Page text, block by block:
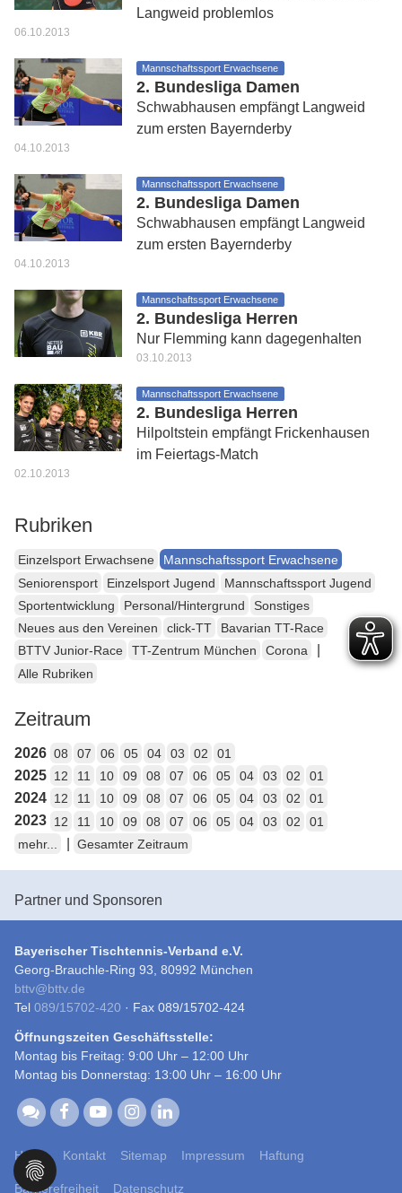
Langweid problemlos
06.10.2013
Mannschaftssport Erwachsene
2. Bundesliga Damen
Schwabhausen empfängt Langweid
zum ersten Bayernderby
04.10.2013
Mannschaftssport Erwachsene
2. Bundesliga Damen
Schwabhausen empfängt Langweid
zum ersten Bayernderby
04.10.2013
Mannschaftssport Erwachsene
2. Bundesliga Herren
Nur Flemming kann dagegenhalten
03.10.2013
Mannschaftssport Erwachsene
2. Bundesliga Herren
Hilpoltstein empfängt Frickenhausen
im Feiertags-Match
02.10.2013
Rubriken
Einzelsport Erwachsene
Mannschaftssport Erwachsene
Seniorensport
Einzelsport Jugend
Mannschaftssport Jugend
Sportentwicklung
Personal/Hintergrund
Sonstiges
Neues aus den Vereinen
click-TT
Bavarian TT-Race
BTTV Junior-Race
TT-Zentrum München Corona
Alle Rubriken
Zeitraum
2026 08 07 06 05 04 03 02 01
2025 12 11 10 09 08 07 06 05 04 03 02 01
2024 12 11 10 09 08 07 06 05 04 03 02 01
2023 12 11 10 09 08 07 06 05 04 03 02
01
mehr...
Gesamter Zeitraum
Partner und Sponsoren
Bayerischer Tischtennis-Verband e.V.
Georg-Brauchle-Ring 93, 80992 München
bttv@bttv.de
Tel 089/15702-420 · Fax 089/15702-424
Öffnungszeiten Geschäftsstelle:
Montag bis Freitag: 9:00 Uhr – 12:00 Uhr
Montag bis Donnerstag: 13:00 Uhr – 16:00 Uhr
Home Kontakt Sitemap Impressum Haftung
Barrierefreiheit Datenschutz